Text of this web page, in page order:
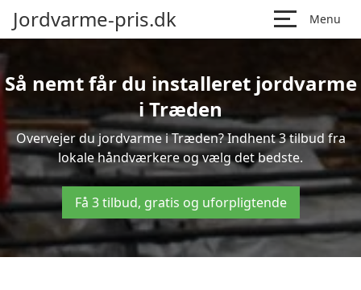
Jordvarme-pris.dk Menu
Så nemt får du installeret jordvarme
i Træden
Overvejer du jordvarme i Træden? Indhent 3 tilbud fra
lokale håndværkere og vælg det bedste.
Få 3 tilbud, gratis og uforpligtende